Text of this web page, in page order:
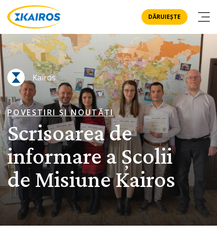
DĂRUIEȘTE
Kairos
POVESTIRI ȘI NOUTĂȚI
Scrisoarea de
informare a Școlii
de Misiune Kairos